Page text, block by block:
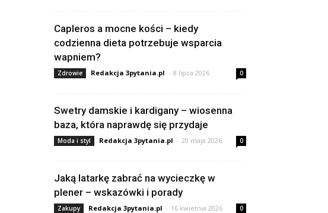
Capleros a mocne kości – kiedy
codzienna dieta potrzebuje wsparcia
wapniem?
Zdrowie Redakcja 3pytania.pl - 8 lipca 2026 0
Swetry damskie i kardigany – wiosenna
baza, która naprawdę się przydaje
Moda i styl Redakcja 3pytania.pl - 20 maja 2026 0
Jaką latarkę zabrać na wycieczkę w
plener – wskazówki i porady
Zakupy Redakcja 3pytania.pl - 16 kwietnia 2026 0